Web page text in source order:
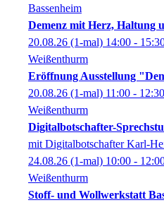
Bassenheim
Demenz mit Herz, Haltung
20.08.26 (1-mal) 14:00 -
Weißenthurm
Eröffnung Ausstellung
20.08.26 (1-mal) 11:00 - 12:30
Weißenthurm
Digitalbotschafter-
mit Digitalbotschafter Karl-
24.08.26 (1-mal) 10:00 -
Weißenthurm
Stoff- und Wollwerkstatt